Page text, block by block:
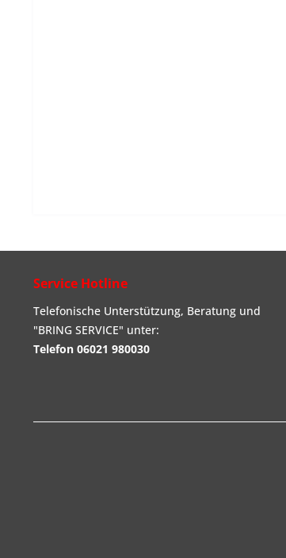
Service Hotline
Telefonische Unterstützung, Beratung und
"BRING SERVICE" unter:
Telefon 06021 980030